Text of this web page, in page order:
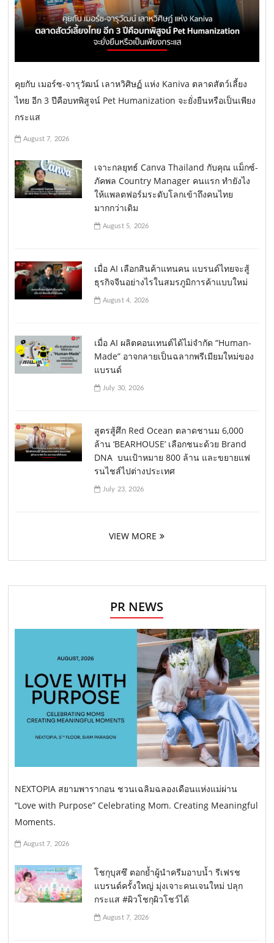
คุยกับ เมอร์ซ-จารุวัฒน์ เลาหวิศิษฏ์ แห่ง Kaniva ตลาดสัตว์เลี้ยง
ไทย อีก 3 ปีคือบทพิสูจน์ Pet Humanization จะยั่งยืนหรือเป็นเพียง
กระแส
August 7, 2026
เจาะกลยุทธ์ Canva Thailand กับคุณ แม็กซ์-
ภัคพล Country Manager คนแรก ทำยังไง
ให้แพลตฟอร์มระดับโลกเข้าถึงคนไทย
มากกว่าเดิม
August 5, 2026
เมื่อ AI เลือกสินค้าแทนคน แบรนด์ไทยจะสู้
ธุรกิจจีนอย่างไรในสมรภูมิการค้าแบบใหม่
August 4, 2026
เมื่อ AI ผลิตคอนเทนต์ได้ไม่จำกัด “Human-
Made” อาจกลายเป็นฉลากพรีเมียมใหม่ของ
แบรนด์
July 30, 2026
สูตรสู้ศึก Red Ocean ตลาดชานม 6,000
ล้าน ‘BEARHOUSE’ เลือกชนะด้วย Brand
DNA บนเป้าหมาย 800 ล้าน และขยายแฟ
รนไชส์ไปต่างประเทศ
July 23, 2026
VIEW MORE
PR NEWS
NEXTOPIA สยามพารากอน ชวนเฉลิมฉลองเดือนแห่งแม่ผ่าน
“Love with Purpose” Celebrating Mom. Creating Meaningful
Moments.
August 7, 2026
โชกุบุสซึ ตอกย้ำผู้นำครีมอาบน้ำ รีเฟรช
แบรนด์ครั้งใหญ่ มุ่งเจาะคนเจนใหม่ ปลุก
กระแส #ผิวโชกุผิวโชว์ได้
August 7, 2026